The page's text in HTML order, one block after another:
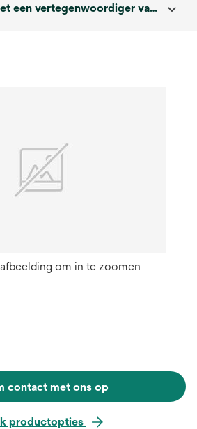
Neem contact op met een vertegenwoordiger van solventum
om in te zoomen
contact met ons op
productopties